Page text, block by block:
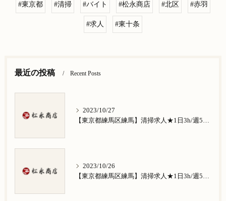
#東京都 #清掃 #バイト #松永商店 #北区 #赤羽
#求人 #東十条
最近の投稿 Recent Posts
2023/10/27
【東京都練馬区練馬】清掃求人★1日3h/週5日/祝日お休み★谷原在住の方歓迎
2023/10/26
【東京都練馬区練馬】清掃求人★1日3h/週5日/祝日お休み★南田中在住の方歓迎